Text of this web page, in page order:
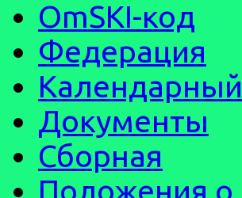
OmSKI-код
Федерация
Документы
Сборная
Положения о